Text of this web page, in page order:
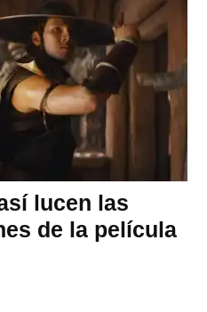
lucen las
de la película